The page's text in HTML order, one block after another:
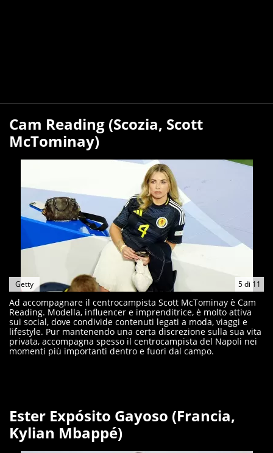
Cam Reading (Scozia, Scott
McTominay)
5di 11
Getty
Ad accompagnare il centrocampista Scott McTominay è Cam
Reading. Modella, influencer e imprenditrice, è molto attiva
sui social, dove condivide contenuti legati a moda, viaggi e
lifestyle. Pur mantenendo una certa discrezione sulla sua vita
privata, accompagna spesso il centrocampista del Napoli nei
momenti più importanti dentro e fuori dal campo.
Ester Expósito Gayoso (Francia,
Kylian Mbappé)